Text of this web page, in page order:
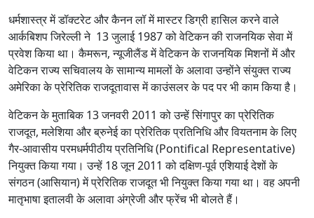
धर्मशास्त्र में डॉक्टरेट और कैनन लॉ में मास्टर डिग्री हासिल करने वाले
आर्कबिशप जिरेल्ली ने 13 जुलाई 1987 को वेटिकन की राजनयिक सेवा में
प्रवेश किया था। कैमरून, न्यूजीलैंड में वेटिकन के राजनयिक मिशनों में और
वेटिकन राज्य सचिवालय के सामान्य मामलों के अलावा उन्होंने संयुक्त राज्य
अमेरिका के प्रेरितिक राजदूतावास में काउंसलर के पद पर भी काम किया है।
वेटिकन के मुताबिक 13 जनवरी 2011 को उन्हें सिंगापुर का प्रेरितिक
राजदूत, मलेशिया और ब्रुनेई का प्रेरितिक प्रतिनिधि और वियतनाम के लिए
गैर-आवासीय परमधर्मपीठीय प्रतिनिधि (Pontifical Representative)
नियुक्त किया गया। उन्हें 18 जून 2011 को दक्षिण-पूर्व एशियाई देशों के
संगठन (आसियान) में प्रेरितिक राजदूत भी नियुक्त किया गया था। वह अपनी
मातृभाषा इतालवी के अलावा अंग्रेजी और फ्रेंच भी बोलते हैं।